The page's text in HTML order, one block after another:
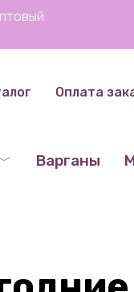
Оплата
Варганы